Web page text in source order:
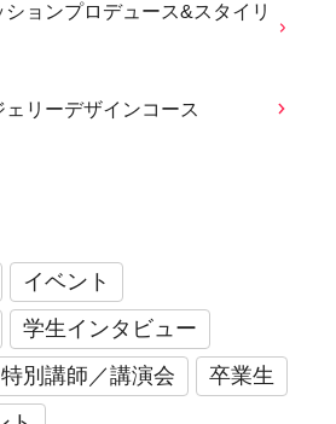
ョンプロデュース&スタイリ
リーデザインコース
イベント
学生インタビュー
別講師／講演会
卒業生